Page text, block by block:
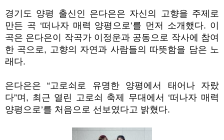
경기도 양평 출신인 은다은은 자신의 고향을 주제로
만든 곡 ‘떠나자 매력 양평으로’를 먼저 소개했다. 이
곡은 은다은이 작곡가 이정운과 공동으로 작사에 참여
한 곡으로, 고향의 자연과 사람들의 따뜻함을 담은 노
래다.
은다은은 “고로쇠로 유명한 양평에서 태어나 자랐
다”며, 최근 열린 고로쇠 축제 무대에서 ‘떠나자 매력
양평으로’를 처음으로 선보였다고 밝혔다.